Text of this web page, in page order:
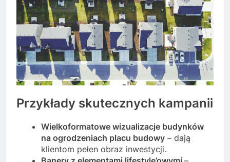
Przykłady skutecznych kampanii
Wielkoformatowe wizualizacje budynków
na ogrodzeniach placu budowy – dają
klientom pełen obraz inwestycji.